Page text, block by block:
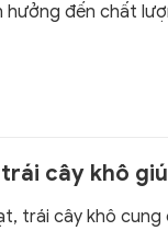
hưởng đến chất
cây khô
trái cây khô